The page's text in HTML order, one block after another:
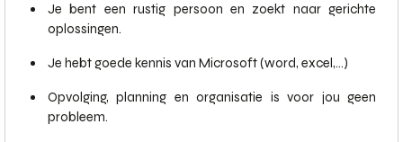
Je bent een rustig persoon en zoekt naar gerichte
oplossingen.
Je hebt goede kennis van Microsoft (word, excel,...)
Opvolging, planning en organisatie is voor jou geen
probleem.